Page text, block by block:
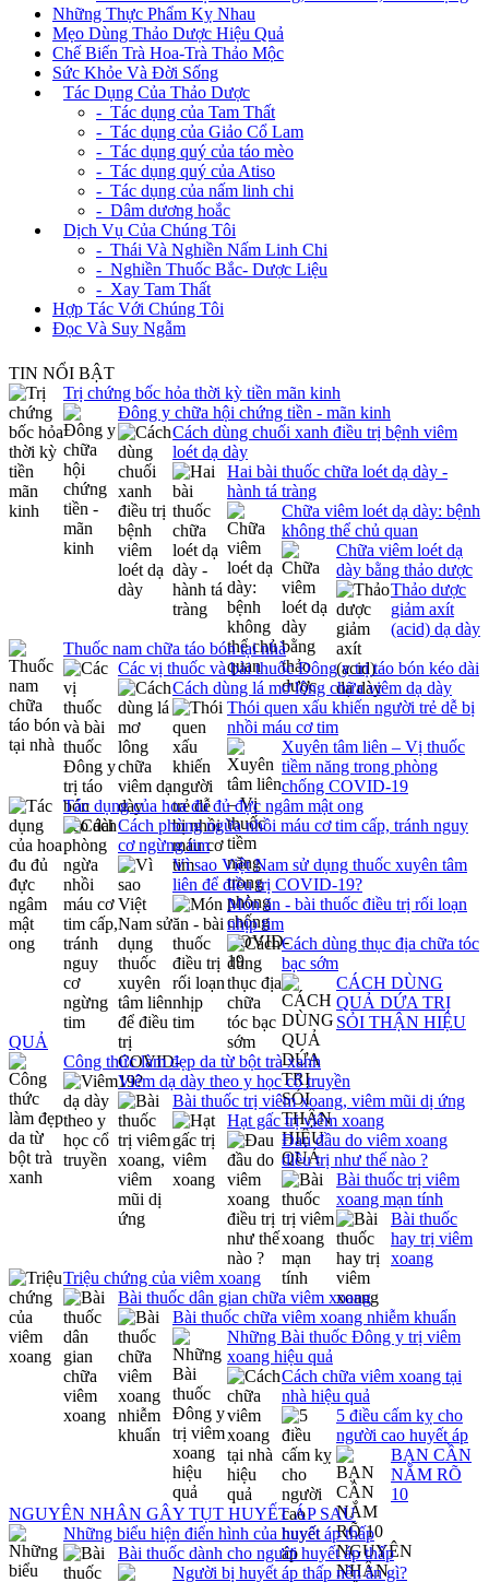
Những Thực Phẩm Kỵ Nhau
Mẹo Dùng Thảo Dược Hiệu Quả
Chế Biến Trà Hoa-Trà Thảo Mộc
Sức Khỏe Và Đời Sống
Tác Dụng Của Thảo Dược
- Tác dụng của Tam Thất
- Tác dụng của Giảo Cổ Lam
- Tác dụng quý của táo mèo
- Tác dụng quý của Atiso
- Tác dụng của nấm linh chi
- Dâm dương hoắc
Dịch Vụ Của Chúng Tôi
- Thái Và Nghiền Nấm Linh Chi
- Nghiền Thuốc Bắc- Dược Liệu
- Xay Tam Thất
Hợp Tác Với Chúng Tôi
Đọc Và Suy Ngẫm
TIN NỔI BẬT
Trị chứng bốc hỏa thời kỳ tiền mãn kinh
Đông y chữa hội chứng tiền - mãn kinh
Cách dùng chuối xanh điều trị bệnh viêm
loét dạ dày
Hai bài thuốc chữa loét dạ dày -
hành tá tràng
Chữa viêm loét dạ dày: bệnh
không thể chủ quan
Chữa viêm loét dạ
dày bằng thảo dược
Thảo dược
giảm axít
(acid) dạ dày
Thuốc nam chữa táo bón tại nhà
Các vị thuốc và bài thuốc Đông y trị táo bón kéo dài
Cách dùng lá mơ lông chữa viêm dạ dày
Thói quen xấu khiến người trẻ dễ bị
nhồi máu cơ tim
Xuyên tâm liên – Vị thuốc
tiềm năng trong phòng
chống COVID-19
Tác dụng của hoa đu đủ đực ngâm mật ong
Cách phòng ngừa nhồi máu cơ tim cấp, tránh nguy
cơ ngừng tim
Vì sao Việt Nam sử dụng thuốc xuyên tâm
liên để điều trị COVID-19?
Món ăn - bài thuốc điều trị rối loạn
nhịp tim
Cách dùng thục địa chữa tóc
bạc sớm
CÁCH DÙNG
QUẢ DỨA TRỊ
SỎI THẬN HIỆU
QUẢ
Công thức làm đẹp da từ bột trà xanh
Viêm dạ dày theo y học cổ truyền
Bài thuốc trị viêm xoang, viêm mũi dị ứng
Hạt gấc trị viêm xoang
Đau đầu do viêm xoang
điều trị như thế nào ?
Bài thuốc trị viêm
xoang mạn tính
Bài thuốc
hay trị viêm
xoang
Triệu chứng của viêm xoang
Bài thuốc dân gian chữa viêm xoang
Bài thuốc chữa viêm xoang nhiễm khuẩn
Những Bài thuốc Đông y trị viêm
xoang hiệu quả
Cách chữa viêm xoang tại
nhà hiệu quả
5 điều cấm kỵ cho
người cao huyết áp
BẠN CẦN
NẮM RÕ
10
NGUYÊN NHÂN GÂY TỤT HUYẾT ÁP SAU
Những biểu hiện điển hình của huyết áp thấp
Bài thuốc dành cho người huyết áp thấp
Người bị huyết áp thấp nên ăn gì?